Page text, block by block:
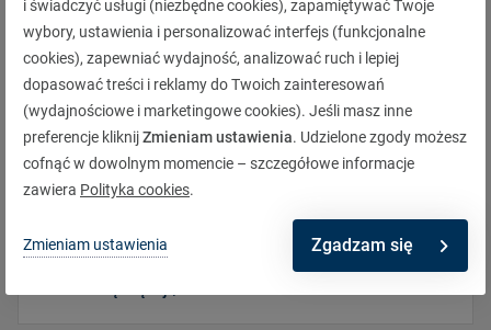
Produkty | 24.09.2024
Start sprzedaży ubezpieczeń upraw w sezonie
jesiennym już 25 września!
i świadczyć usługi (niezbędne cookies), zapamiętywać Twoje
wybory, ustawienia i personalizować interfejs (funkcjonalne
cookies), zapewniać wydajność, analizować ruch i lepiej
dopasować treści i reklamy do Twoich zainteresowań
(wydajnościowe i marketingowe cookies). Jeśli masz inne
preferencje kliknijZmieniam ustawienia. Udzielone zgody możesz
cofnąć w dowolnym momencie – szczegółowe informacje
zawiera Polityka cookies.
Zmieniam ustawienia Zgadzam się